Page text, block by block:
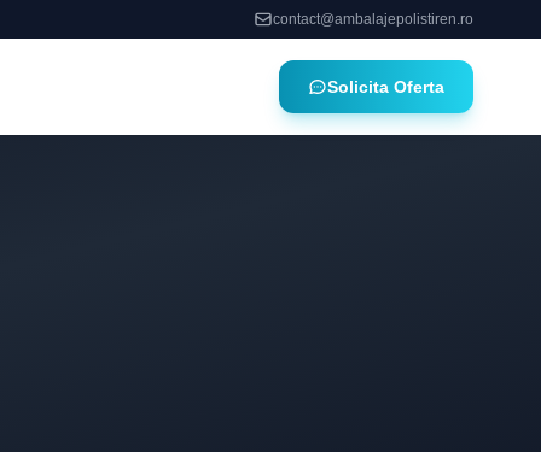
contact@ambalajepolistiren.ro
Solicita Oferta